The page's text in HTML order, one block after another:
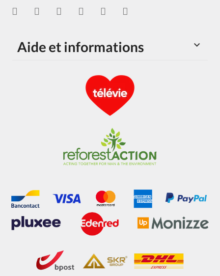

Aide et informations